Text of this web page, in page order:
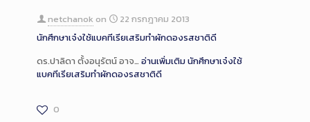
netchanok on
22 กรกฎาคม 2013
นักศึกษาเจ๋งใช้แบคทีเรียเสริมทำผักดองรสชาติดี
ดร.ปาลิดา ตั้งอนุรัตน์ อาจ… อ่านเพิ่มเติมนักศึกษาเจ๋งใช้
แบคทีเรียเสริมทำผักดองรสชาติดี
0